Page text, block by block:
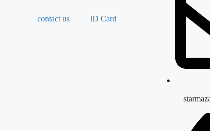
contact us ID Card